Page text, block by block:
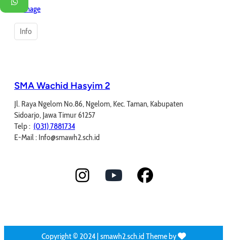
Info
SMA Wachid Hasyim 2
Jl. Raya Ngelom No.86, Ngelom, Kec. Taman, Kabupaten
Sidoarjo, Jawa Timur 61257
Telp : (031) 7881734
E-Mail : Info@smawh2.sch.id
Copyright © 2024 | smawh2.sch.id Theme by